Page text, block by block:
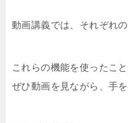
動画講義では、それぞれ
これらの機能を使ったこ
ぜひ動画を見ながら、手